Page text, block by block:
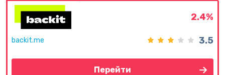
backit.me
2.4%
3.5
Перейти